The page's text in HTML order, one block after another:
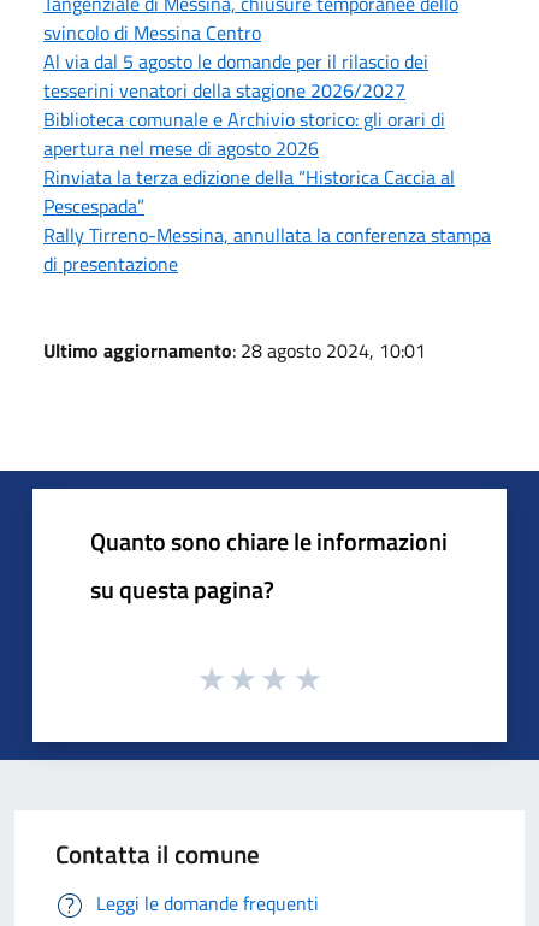
svincolo di Messina Centro
Al via dal 5 agosto le domande per il rilascio dei
tesserini venatori della stagione 2026/2027
Biblioteca comunale e Archivio storico: gli orari di
apertura nel mese di agosto 2026
Rinviata la terza edizione della “Historica Caccia al
Pescespada”
Rally Tirreno-Messina, annullata la conferenza stampa
di presentazione
Ultimo aggiornamento: 28 agosto 2024, 10:01
Quanto sono chiare le informazioni
su questa pagina?
Contatta il comune
Leggi le domande frequenti